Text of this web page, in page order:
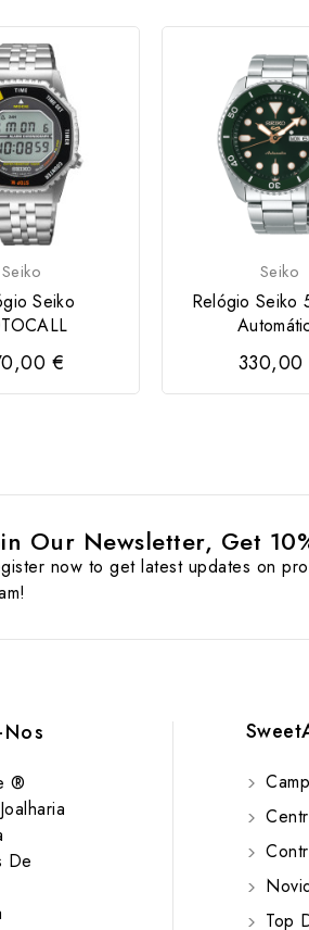
Seiko
Seiko
€
Seiko
Relógio Seiko
330,00
Our Newsletter, Get
now to get latest updates on
®
De
Top